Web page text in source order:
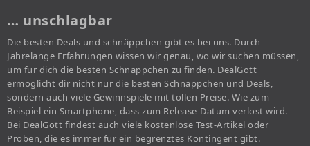
… unschlagbar
Die besten Deals und schnäppchen gibt es bei uns. Durch
Jahrelange Erfahrungen wissen wir genau, wo wir suchen müssen,
um für dich die besten Schnäppchen zu finden. DealGott
ermöglicht dir nicht nur die besten Schnäppchen und Deals,
sondern auch viele Gewinnspiele mit tollen Preise. Wie zum
Beispiel ein Smartphone, dass zum Release-Datum verlost wird.
Bei DealGott findest auch viele kostenlose Test-Artikel oder
Proben, die es immer für ein begrenztes Kontingent gibt.